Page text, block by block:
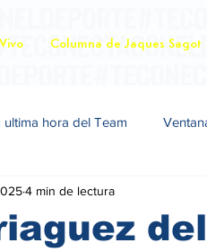
Columna de Jaques Sagot
ultima hora del Team
4 min de lectura